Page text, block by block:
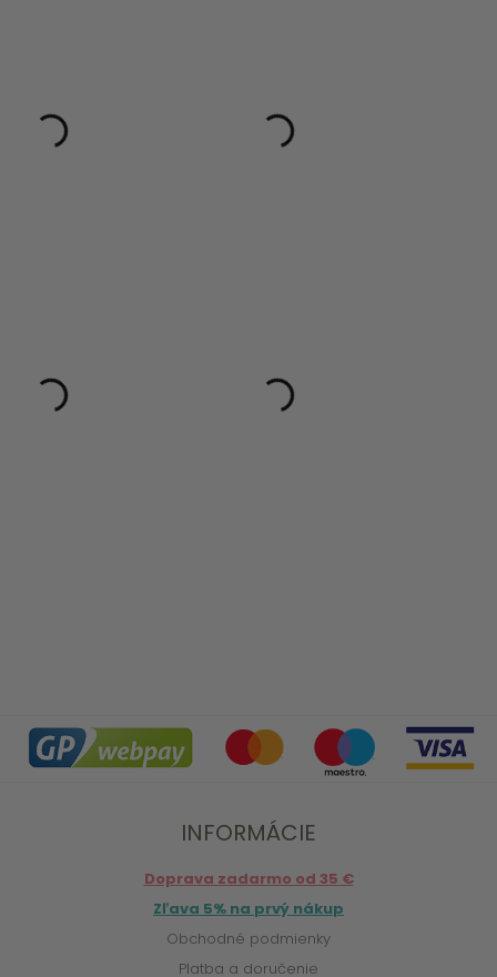
INFORMÁCIE
Doprava zadarmo od 35 €
Zľava 5% na prvý nákup
Obchodné podmienky
Platba a doručenie